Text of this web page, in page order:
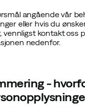
angående vår
eller hvis du
vennligst kontakt oss
nedenfor.
-